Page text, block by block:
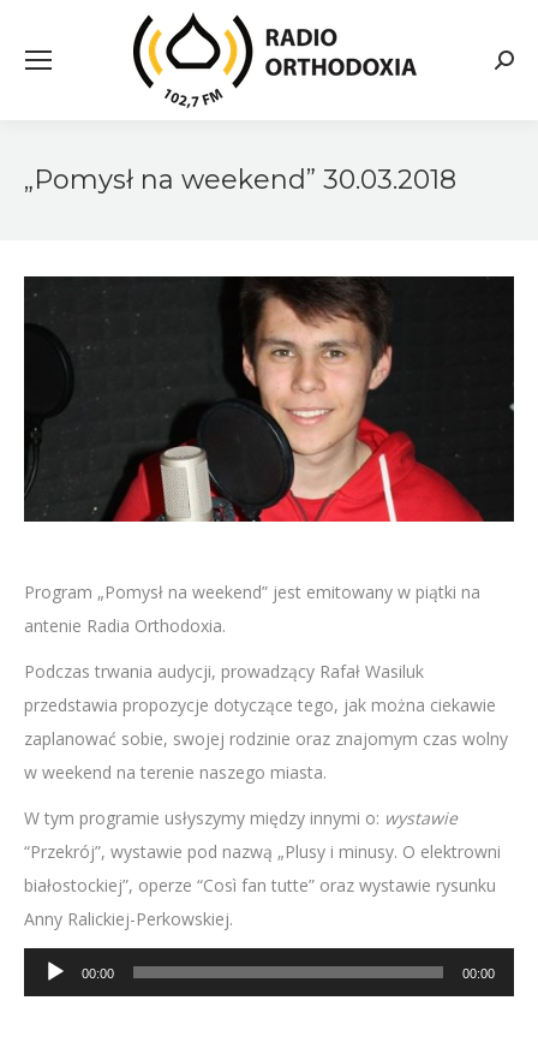
„Pomysł na weekend” 30.03.2018
Program „Pomysł na weekend” jest emitowany w piątki na
antenie Radia Orthodoxia.
Podczas trwania audycji, prowadzący Rafał Wasiluk
przedstawia propozycje dotyczące tego, jak można ciekawie
zaplanować sobie, swojej rodzinie oraz znajomym czas wolny
w weekend na terenie naszego miasta.
W tym programie usłyszymy między innymi o: wystawie
“Przekrój”, wystawie pod nazwą „Plusy i minusy. O elektrowni
białostockiej”, operze “Così fan tutte” oraz wystawie rysunku
Anny Ralickiej-Perkowskiej.
Odtwarzacz
plików
00:00 00:00